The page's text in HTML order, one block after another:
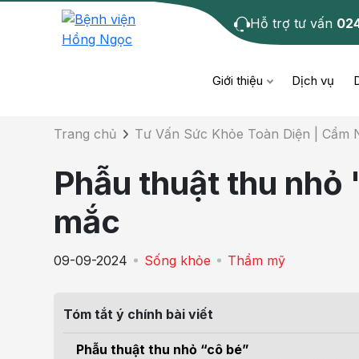
Hỗ trợ tư vấn
Giới thiệu Dịch vụ
Cơ xương khớp
Tầm soát ung thư
Chi tiết bài tư
Trang chủ Tư Vấn Sức Khỏe Toàn Diện | Cẩm
Phẫu thuật thu
mắc
09-09-2024 Sống khỏe Thẩm mỹ
Tóm tắt ý chính bài viết
Phẫu thuật thu nhỏ “cô bé”